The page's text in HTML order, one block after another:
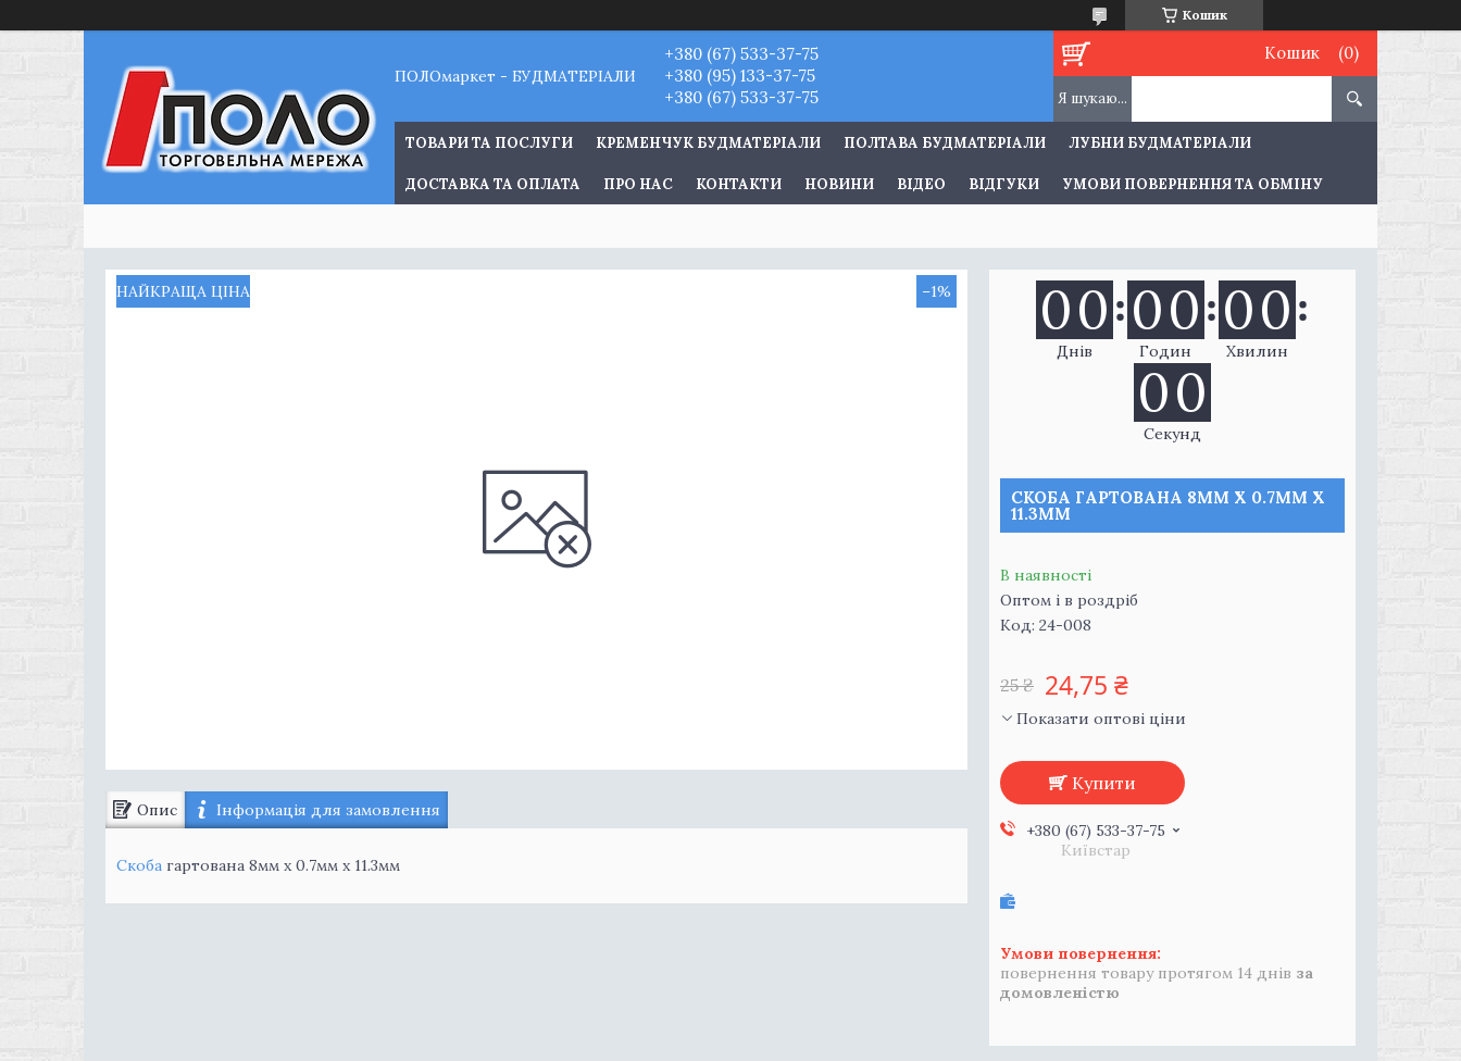
Кошик
ПОЛОмаркет - БУДМАТЕРІАЛИ
+380 (67) 533-37-75
+380 (95) 133-37-75
+380 (67) 533-37-75
Кошик
ТОВАРИ ТА ПОСЛУГИ КРЕМЕНЧУК БУДМАТЕРІАЛИ ПОЛТАВА БУДМАТЕРІАЛИ ЛУБНИ БУДМАТЕРІАЛИ
ДОСТАВКА ТА ОПЛАТА ПРО НАС КОНТАКТИ НОВИНИ ВІДЕО ВІДГУКИ УМОВИ ПОВЕРНЕННЯ ТА ОБМІНУ
НАЙКРАЩА ЦІНА –1%
Опис Інформація для замовлення
Скоба гартована 8мм х 0.7мм х 11.3мм
00
Днів
00
Годин
00
Хвилин
00
Секунд
СКОБА ГАРТОВАНА 8ММ Х 0.7ММ Х
11.3ММ
В наявності
Оптом і в роздріб
Код: 24-008
25 ₴ 24,75 ₴
Показати оптові ціни
Купити
+380 (67) 533-37-75
Київстар
повернення товару протягом 14 днів за
домовленістю